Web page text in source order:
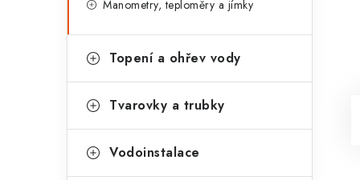
Manometry, teploměry a jímky
Topení a ohřev vody
Tvarovky a trubky
Vodoinstalace